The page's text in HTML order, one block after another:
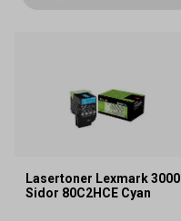
Lasertoner Lexmark 3000
Sidor 80C2HCE Cyan